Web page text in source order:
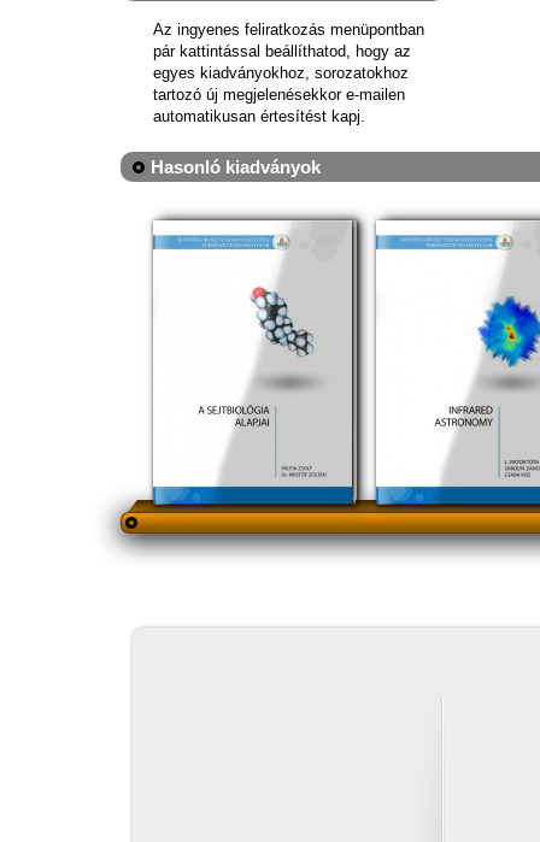
Az ingyenes feliratkozás menüpontban
pár kattintással beállíthatod, hogy az
egyes kiadványokhoz, sorozatokhoz
tartozó új megjelenésekkor e-mailen
automatikusan értesítést kapj.
Hasonló kiadványok